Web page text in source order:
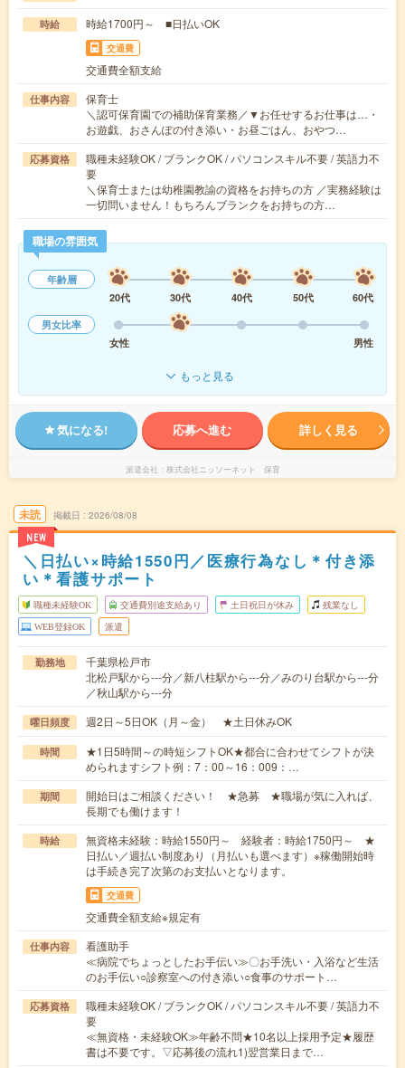
時給 時給1700円～ ■日払いOK
交通費
交通費全額支給
仕事内容
保育士
＼認可保育園での補助保育業務／▼お任せするお仕事は…・
お遊戯、おさんぽの付き添い・お昼ごはん、おやつ…
応募資格
職種未経験OK / ブランクOK / パソコンスキル不要 / 英語力不
要
＼保育士または幼稚園教諭の資格をお持ちの方 ／実務経験は
一切問いません！もちろんブランクをお持ちの方…
職場の雰囲気
年齢層
20代
30代 40代 50代
60代
男女比率
女性
男性
もっと見る
気になる! 応募へ進む 詳しく見る
派遣会社 株式会社ニッソーネット 保育
未読
NEW
掲載日 2026/08/08
＼日払い×時給1550円／医療行為なし＊付き添
い＊看護サポート
職種未経験OK 交通費別途支給あり 土日祝日が休み 残業なし
WEB登録OK 派遣
勤務地
千葉県松戸市
北松戸駅から---分／新八柱駅から---分／みのり台駅から---分
／秋山駅から---分
曜日頻度 週2日～5日OK（月～金） ★土日休みOK
時間
★1日5時間～の時短シフトOK★都合に合わせてシフトが決
められますシフト例：7：00～16：009：…
期間
開始日はご相談ください！ ★急募 ★職場が気に入れば、
長期でも働けます！
時給
無資格未経験：時給1550円～ 経験者：時給1750円～ ★
日払い／週払い制度あり（月払いも選べます）※稼働開始時
は手続き完了次第のお支払いとなります。
交通費
交通費全額支給※規定有
仕事内容
看護助手
≪病院でちょっとしたお手伝い≫〇お手洗い・入浴など生活
のお手伝い○診察室への付き添い○食事のサポート…
応募資格
職種未経験OK / ブランクOK / パソコンスキル不要 / 英語力不
要
≪無資格・未経験OK≫年齢不問★10名以上採用予定★履歴
書は不要です。▽応募後の流れ1)翌営業日まで…